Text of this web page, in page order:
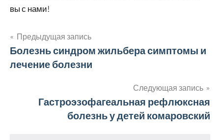
вы с нами!
Навигация
по
Предыдущая запись
Болезнь синдром жильбера симптомы и
лечение болезни
Следующая запись
Гастроэзофагеальная рефлюксная
болезнь у детей комаровский